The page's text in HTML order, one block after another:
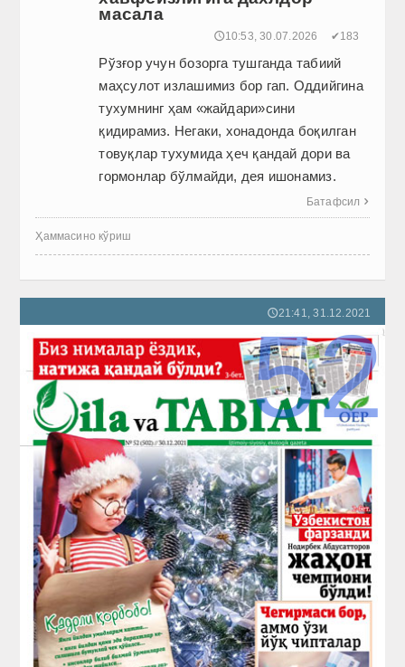
масала
🕔10:53, 30.07.2026 ✔183
Рўзғор учун бозорга тушганда табиий
маҳсулот излашимиз бор гап. Оддийгина
тухумнинг ҳам «жайдари»сини
қидирамиз. Негаки, хонадонда боқилган
товуқлар тухумида ҳеч қандай дори ва
гормонлар бўлмайди, дея ишонамиз.
Батафсил 
Ҳаммасино кўриш
🕔21:41, 31.12.2021
52